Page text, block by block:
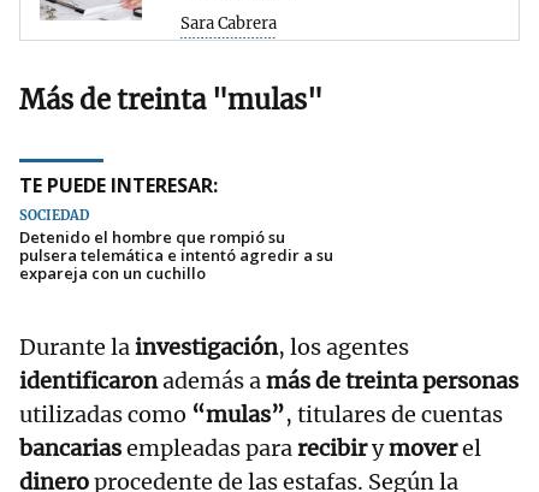
Sara Cabrera
Más de treinta "mulas"
TE PUEDE INTERESAR:
SOCIEDAD
Detenido el hombre que rompió su
pulsera telemática e intentó agredir a su
expareja con un cuchillo
Durante lainvestigación, los agentes
identificaronademás amás de treinta personas
utilizadas como “mulas”, titulares de cuentas
bancariasempleadas pararecibirymoverel
dineroprocedente de las estafas. Según la